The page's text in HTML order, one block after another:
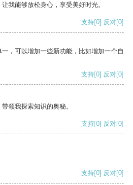
我能够放松身心，享受美好时光。
支持[0] 反对[0]
，可以增加一些新功能，比如增加一个自
支持[0] 反对[0]
领我探索知识的奥秘。
支持[0] 反对[0]
支持[0] 反对[0]